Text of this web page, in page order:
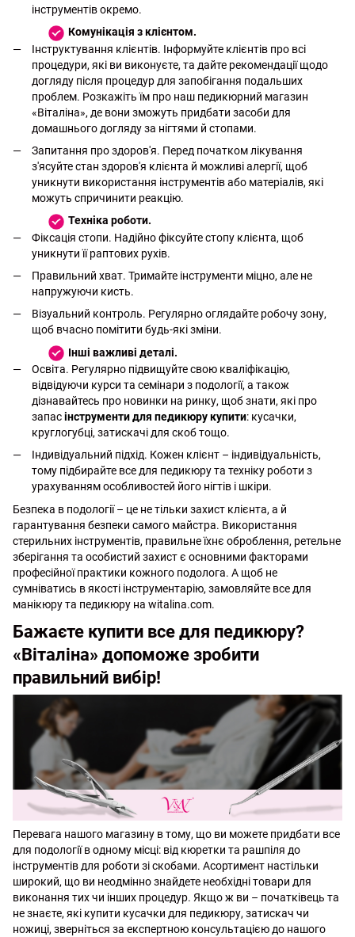
інструментів окремо.
Комунікація з клієнтом.
Інструктування клієнтів. Інформуйте клієнтів про всі
процедури, які ви виконуєте, та дайте рекомендації щодо
догляду після процедур для запобігання подальших
проблем. Розкажіть їм про наш педикюрний магазин
«Віталіна», де вони зможуть придбати засоби для
домашнього догляду за нігтями й стопами.
Запитання про здоров'я. Перед початком лікування
з'ясуйте стан здоров'я клієнта й можливі алергії, щоб
уникнути використання інструментів або матеріалів, які
можуть спричинити реакцію.
Техніка роботи.
Фіксація стопи. Надійно фіксуйте стопу клієнта, щоб
уникнути її раптових рухів.
Правильний хват. Тримайте інструменти міцно, але не
напружуючи кисть.
Візуальний контроль. Регулярно оглядайте робочу зону,
щоб вчасно помітити будь-які зміни.
Інші важливі деталі.
Освіта. Регулярно підвищуйте свою кваліфікацію,
відвідуючи курси та семінари з подології, а також
дізнавайтесь про новинки на ринку, щоб знати, які про
запасінструменти для педикюру купити: кусачки,
круглогубці, затискачі для скоб тощо.
Індивідуальний підхід. Кожен клієнт – індивідуальність,
тому підбирайте все для педикюру та техніку роботи з
урахуванням особливостей його нігтів і шкіри.
Безпека в подології – це не тільки захист клієнта, а й
гарантування безпеки самого майстра. Використання
стерильних інструментів, правильне їхнє оброблення, ретельне
зберігання та особистий захист є основними факторами
професійної практики кожного подолога. А щоб не
сумніватись в якості інструментарію, замовляйте все для
манікюру та педикюру на witalina.com.
Бажаєте купити все для педикюру?
«Віталіна» допоможе зробити
правильний вибір!
Перевага нашого магазину в тому, що ви можете придбати все
для подології в одному місці: від кюретки та рашпіля до
інструментів для роботи зі скобами. Асортимент настільки
широкий, що ви неодмінно знайдете необхідні товари для
виконання тих чи інших процедур. Якщо ж ви – початківець та
не знаєте, які купити кусачки для педикюру, затискач чи
ножиці, зверніться за експертною консультацією до нашого